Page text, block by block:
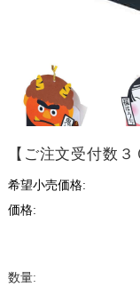
【ご注文受付数
希望小売価格:
価格:
数量: